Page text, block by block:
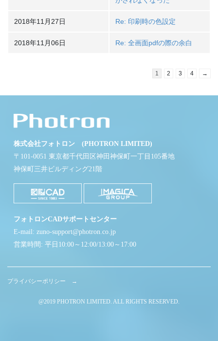
2018年11月27日 Re: 印刷時の色設定
2018年11月06日 Re: 全画面pdfの際の余白
1 2 3 4 →
株式会社フォトロン (PHOTRON LIMITED)
〒101-0051 東京都千代田区神田神保町一丁目105番地
神保町三井ビルディング21階
フォトロンCADサポートセンター
E-mail: zuno-support@photron.co.jp
営業時間: 平日10:00～12:00/13:00～17:00
プライバシーポリシー →
@2019 PHOTRON LIMITED. ALL RIGHTS RESERVED.